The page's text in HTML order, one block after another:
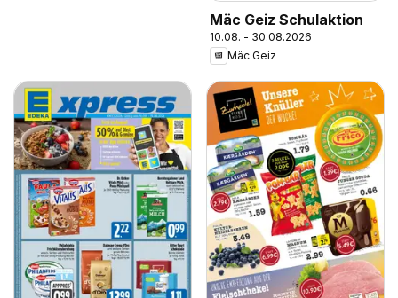
Mäc Geiz Schulaktion
10.08. - 30.08.2026
Mäc Geiz